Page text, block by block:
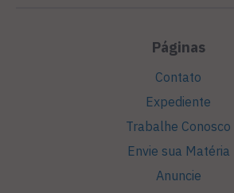
Páginas
Contato
Expediente
Trabalhe Conosco
Envie sua Matéria
Anuncie